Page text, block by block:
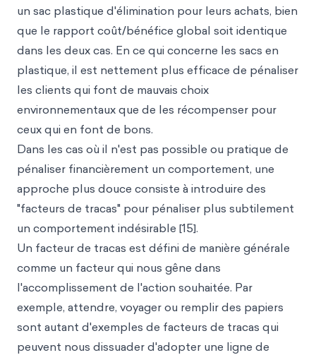
un sac plastique d'élimination pour leurs achats, bien
que le rapport coût/bénéfice global soit identique
dans les deux cas. En ce qui concerne les sacs en
plastique, il est nettement plus efficace de pénaliser
les clients qui font de mauvais choix
environnementaux que de les récompenser pour
ceux qui en font de bons.
Dans les cas où il n'est pas possible ou pratique de
pénaliser financièrement un comportement, une
approche plus douce consiste à introduire des
"facteurs de tracas" pour pénaliser plus subtilement
un comportement indésirable [15].
Un facteur de tracas est défini de manière générale
comme un facteur qui nous gêne dans
l'accomplissement de l'action souhaitée. Par
exemple, attendre, voyager ou remplir des papiers
sont autant d'exemples de facteurs de tracas qui
peuvent nous dissuader d'adopter une ligne de